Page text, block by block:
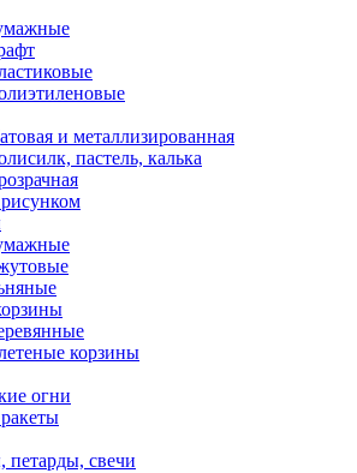
и металлизированная
пастель, калька
корзины
огни
свечи